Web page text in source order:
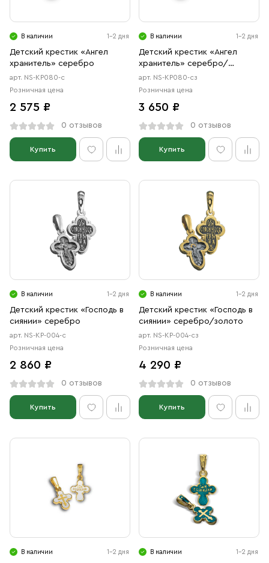
В наличии 1-2 дня
Детский крестик «Ангел
хранитель» серебро
арт. NS-КР080-с
Розничная цена
2 575 ₽
0 отзывов
Купить
В наличии 1-2 дня
Детский крестик «Ангел
хранитель» серебро/
золочение
арт. NS-КР080-сз
Розничная цена
3 650 ₽
0 отзывов
Купить
В наличии 1-2 дня
Детский крестик «Господь в
сиянии» серебро
арт. NS-КР-004-с
Розничная цена
2 860 ₽
0 отзывов
Купить
В наличии 1-2 дня
Детский крестик «Господь в
сиянии» серебро/золото
арт. NS-КР-004-сз
Розничная цена
4 290 ₽
0 отзывов
Купить
В наличии 1-2 дня В наличии 1-2 дня